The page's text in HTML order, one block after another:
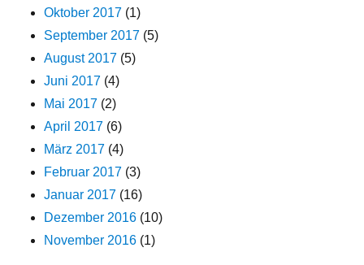
Oktober 2017 (1)
September 2017 (5)
August 2017 (5)
Juni 2017 (4)
Mai 2017 (2)
April 2017 (6)
März 2017 (4)
Februar 2017 (3)
Januar 2017 (16)
Dezember 2016 (10)
November 2016 (1)